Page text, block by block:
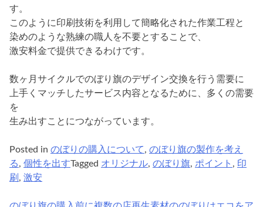
す。
このように印刷技術を利用して簡略化された作業工程と
染めのような熟練の職人を不要とすることで、
激安料金で提供できるわけです。
数ヶ月サイクルでのぼり旗のデザイン交換を行う需要に
上手くマッチしたサービス内容となるために、多くの需要
を
生み出すことにつながっています。
Posted in のぼりの購入について, のぼり旗の製作を考え
る, 個性を出すTagged オリジナル, のぼり旗, ポイント , 印
刷 , 激安